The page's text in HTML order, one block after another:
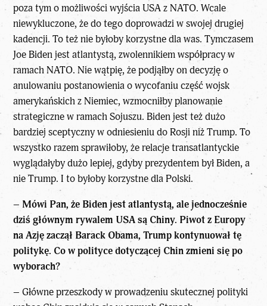
poza tym o możliwości wyjścia USA z NATO. Wcale
niewykluczone, że do tego doprowadzi w swojej drugiej
kadencji. To też nie byłoby korzystne dla was. Tymczasem
Joe Biden jest atlantystą, zwolennikiem współpracy w
ramach NATO. Nie wątpię, że podjąłby on decyzję o
anulowaniu postanowienia o wycofaniu część wojsk
amerykańskich z Niemiec, wzmocniłby planowanie
strategiczne w ramach Sojuszu. Biden jest też dużo
bardziej sceptyczny w odniesieniu do Rosji niż Trump. To
wszystko razem sprawiłoby, że relacje transatlantyckie
wyglądałyby dużo lepiej, gdyby prezydentem był Biden, a
nie Trump. I to byłoby korzystne dla Polski.
– Mówi Pan, że Biden jest atlantystą, ale jednocześnie
dziś głównym rywalem USA są Chiny. Piwot z Europy
na Azję zaczął Barack Obama, Trump kontynuował tę
politykę. Co w polityce dotyczącej Chin zmieni się po
wyborach?
– Główne przeszkody w prowadzeniu skutecznej polityki